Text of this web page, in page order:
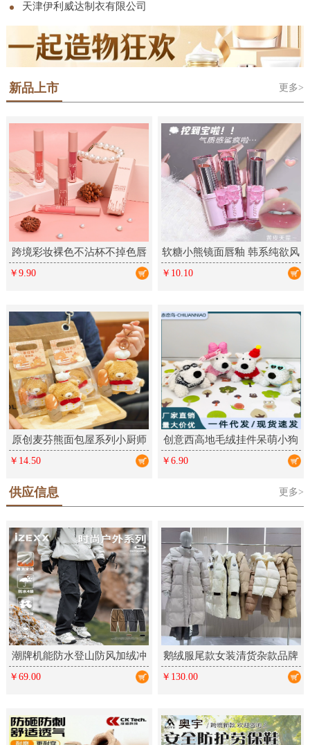
天津伊利威达制衣有限公司
新品上市 更多>
跨境彩妆裸色不沾杯不掉色唇
釉 丝绒哑光雾面多色唇彩
￥9.90
软糖小熊镜面唇釉 韩系纯欲风
春夏显白少女彩妆口红美妆
￥10.10
原创麦芬熊面包屋系列小厨师
毛绒钥匙扣卡通挂件可爱礼品
￥14.50
创意西高地毛绒挂件呆萌小狗
学生包包挂饰情侣钥匙扣毛绒
￥6.90
供应信息 更多>
潮牌机能防水登山防风加绒冲
锋裤户外三防运动工装长裤男
￥69.00
鹅绒服尾款女装清货杂款品牌
折扣厂家女装走份实体直播拿
￥130.00